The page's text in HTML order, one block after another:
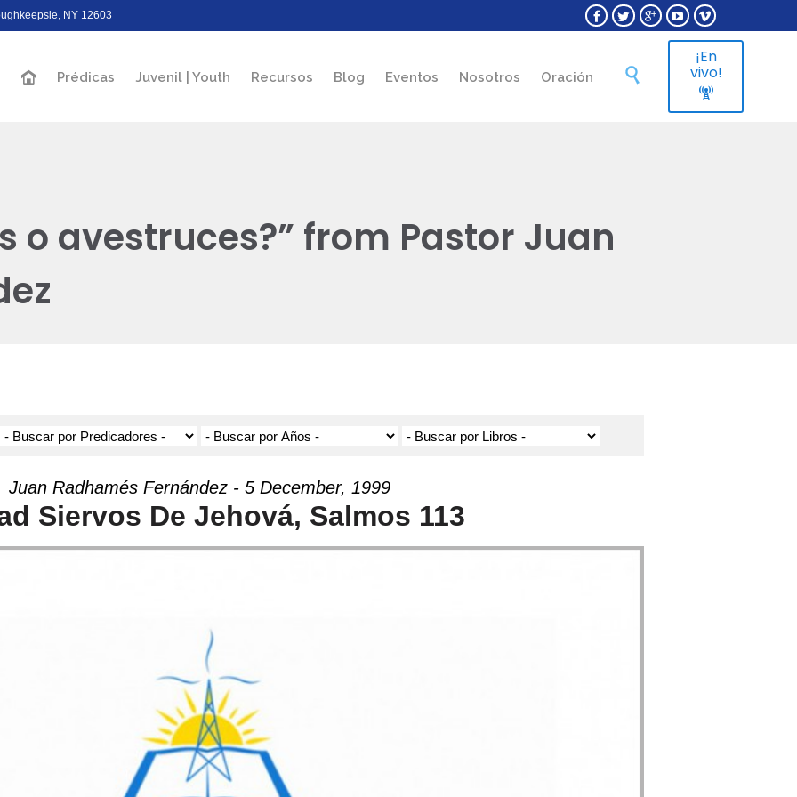
NY 12603     
Skip
Prédicas Juvenil | Youth Recursos Blog Eventos Nosotros Oración 
¡En
vivo!

o avestruces?” from Pastor Juan
Juan Radhamés Fernández - 5 December, 1999
Siervos De Jehová, Salmos 113